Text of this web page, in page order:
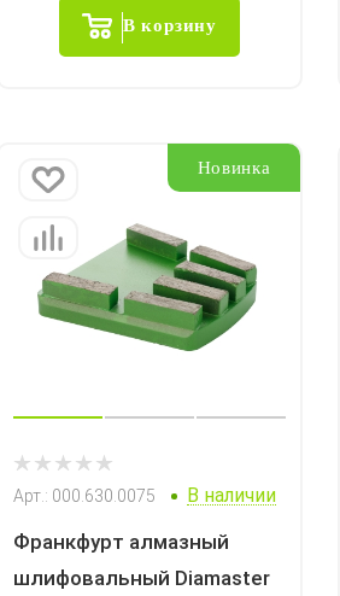
В корзину
Новинка
Арт.: 000.630.0075 В наличии
Франкфурт алмазный
шлифовальный Diamaster